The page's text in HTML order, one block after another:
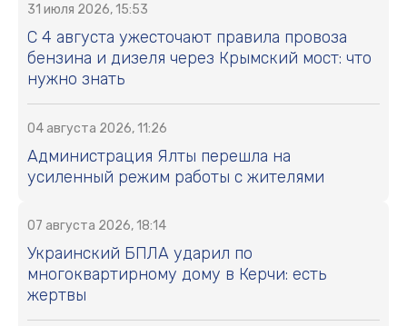
31 июля 2026, 15:53
С 4 августа ужесточают правила провоза
бензина и дизеля через Крымский мост: что
нужно знать
04 августа 2026, 11:26
Администрация Ялты перешла на
усиленный режим работы с жителями
07 августа 2026, 18:14
Украинский БПЛА ударил по
многоквартирному дому в Керчи: есть
жертвы